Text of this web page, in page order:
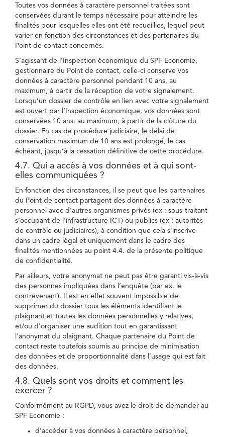
Toutes vos données à caractère personnel traitées sont
conservées durant le temps nécessaire pour atteindre les
finalités pour lesquelles elles ont été recueillies, lequel peut
varier en fonction des circonstances et des partenaires du
Point de contact concernés.
S’agissant de l’Inspection économique du SPF Economie,
gestionnaire du Point de contact, celle-ci conserve vos
données à caractère personnel pendant 10 ans, au
maximum, à partir de la réception de votre signalement.
Lorsqu’un dossier de contrôle en lien avec votre signalement
est ouvert par l’Inspection économique, vos données sont
conservées 10 ans, au maximum, à partir de la clôture du
dossier. En cas de procédure judiciaire, le délai de
conservation maximum de 10 ans est prolongé, le cas
échéant, jusqu’à la cessation définitive de cette procédure.
4.7. Qui a accès à vos données et à qui sont-
elles communiquées ?
En fonction des circonstances, il se peut que les partenaires
du Point de contact partagent des données à caractère
personnel avec d'autres organismes privés (ex : sous-traitant
s’occupant de l’infrastructure ICT) ou publics (ex : autorités
de contrôle ou judiciaires), à condition que cela s'inscrive
dans un cadre légal et uniquement dans le cadre des
finalités mentionnées au point 4.4. de la présente politique
de confidentialité.
Par ailleurs, votre anonymat ne peut pas être garanti vis-à-vis
des personnes impliquées dans l’enquête (par ex. le
contrevenant). Il est en effet souvent impossible de
supprimer du dossier tous les éléments identifiant le
plaignant et toutes les données personnelles y relatives,
et/ou d'organiser une audition tout en garantissant
l'anonymat du plaignant. Chaque partenaire du Point de
contact reste toutefois soumis au principe de minimisation
des données et de proportionnalité dans l’usage qui est fait
des données.
4.8. Quels sont vos droits et comment les
exercer ?
Conformément au RGPD, vous avez le droit de demander au
SPF Economie :
d’accéder à vos données à caractère personnel,